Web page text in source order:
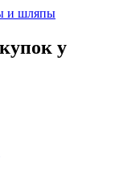
и шляпы
у